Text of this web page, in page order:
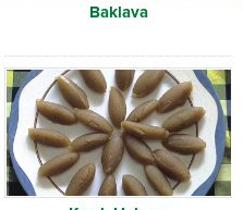
Baklava